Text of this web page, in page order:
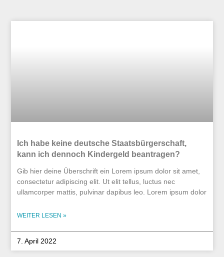
Ich habe keine deutsche Staatsbürgerschaft,
kann ich dennoch Kindergeld beantragen?
Gib hier deine Überschrift ein Lorem ipsum dolor sit amet,
consectetur adipiscing elit. Ut elit tellus, luctus nec
ullamcorper mattis, pulvinar dapibus leo. Lorem ipsum dolor
WEITER LESEN »
7. April 2022